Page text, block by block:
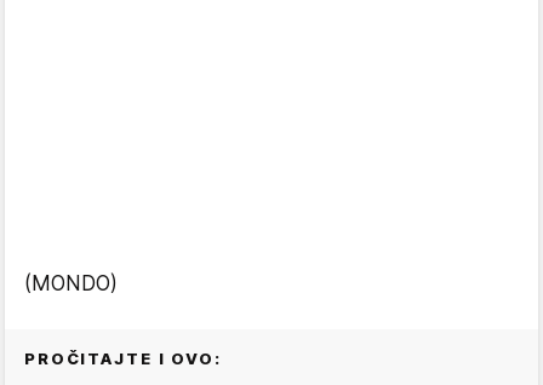
(MONDO)
PROČITAJTE I OVO: